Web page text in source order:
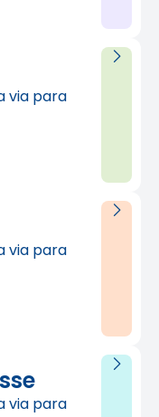
via para
via para
via para